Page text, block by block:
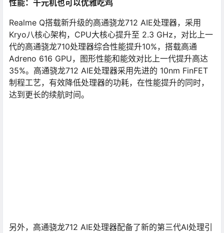
性能：千元机也可以优雅吃鸡
Realme Q搭载新升级的高通骁龙712 AIE处理器，采用
Kryo八核心架构，CPU大核心提升至 2.3 GHz，对比上一
代的高通骁龙710处理器综合性能提升10%，搭载高通
Adreno 616 GPU，图形性能和能效对比上一代提升高达
35%。高通骁龙712 AIE处理器采用先进的 10nm FinFET
制程工艺，有效降低处理器的功耗，在性能提升的同时，
达到更长的续航时间。
另外，高通骁龙712 AIE处理器配备了新的第三代AI处理引